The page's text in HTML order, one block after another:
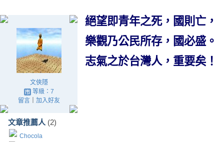
文俠隱
等級：7
留言｜ 加入好友
文章推薦人 (2)
Chocola
絕望即青年之死，國則亡，
樂觀乃公民所存，國必盛。
志氣之於台灣人，重要矣！